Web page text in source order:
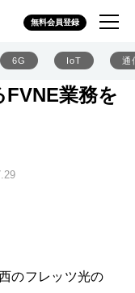
無料会員登録
6G IoT 通
業務を
のフレッツ光の